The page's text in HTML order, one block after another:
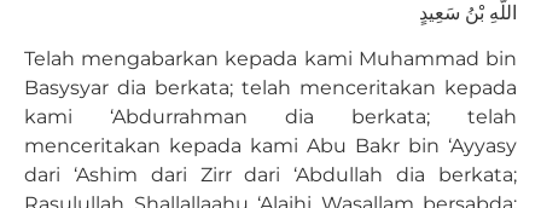
اللَّهِ بْنُ سَعِيدٍ
Telah mengabarkan kepada kami Muhammad bin
Basysyar dia berkata; telah menceritakan kepada
kami ‘Abdurrahman dia berkata; telah
menceritakan kepada kami Abu Bakr bin ‘Ayyasy
dari ‘Ashim dari Zirr dari ‘Abdullah dia berkata;